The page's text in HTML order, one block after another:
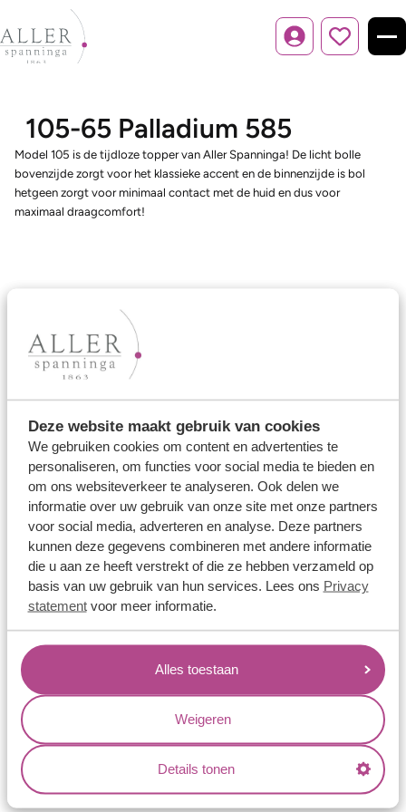
Deze website maakt gebruik van cookies
We gebruiken cookies om content en advertenties te
personaliseren, om functies voor social media te bieden en
om ons websiteverkeer te analyseren. Ook delen we
informatie over uw gebruik van onze site met onze partners
voor social media, adverteren en analyse. Deze partners
kunnen deze gegevens combineren met andere informatie
die u aan ze heeft verstrekt of die ze hebben verzameld op
basis van uw gebruik van hun services. Lees ons Privacy
statementvoor meer informatie.
Alles toestaan
Weigeren
Details tonen
Inloggen
105-65 Palladium 585
Model 105 is de tijdloze topper van Aller Spanninga! De licht bolle
bovenzijde zorgt voor het klassieke accent en de binnenzijde is bol
hetgeen zorgt voor minimaal contact met de huid en dus voor
maximaal draagcomfort!
Ons aanbod
Memoireringen
Verlovingsringen
Vriendschapsringen
Over ons
Aller Spanninga
Historie
Certificaten
Jouw voordelen
Conflictvrije Materialen
Oneindig veel mogelijkheden
Kwaliteit
Juweliers & Contact